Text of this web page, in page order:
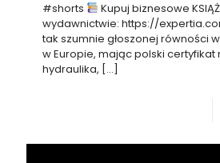
#shorts
Kupuj biznesowe
wydawnictwie: https://
tak szumnie głoszonej równości
w Europie, mając polski certyfikat
hydraulika, […]